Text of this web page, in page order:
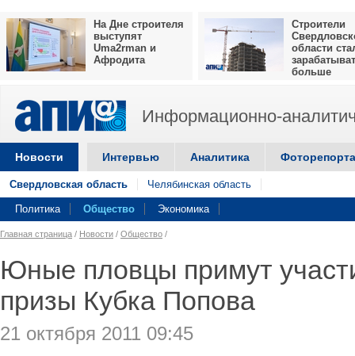
На Дне строителя
выступят
Uma2rman и
Афродита
Строители
области
больше
Информационно-
Новости Интервью Аналитика
Свердловская область Челябинская область
Политика Общество Экономика
Главная страница / Новости / Общество /
Юные пловцы примут
призы Кубка Попова
21 октября 2011 09:45